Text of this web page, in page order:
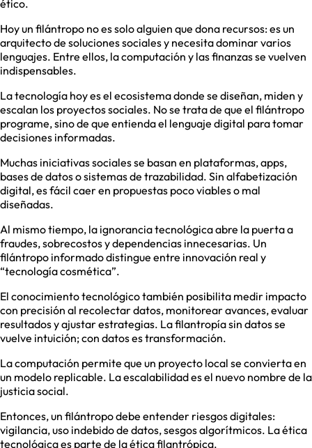
ético.
Hoy un filántropo no es solo alguien que dona recursos: es un
arquitecto de soluciones sociales y necesita dominar varios
lenguajes. Entre ellos, la computación y las finanzas se vuelven
indispensables.
La tecnología hoy es el ecosistema donde se diseñan, miden y
escalan los proyectos sociales. No se trata de que el filántropo
programe, sino de que entienda el lenguaje digital para tomar
decisiones informadas.
Muchas iniciativas sociales se basan en plataformas, apps,
bases de datos o sistemas de trazabilidad. Sin alfabetización
digital, es fácil caer en propuestas poco viables o mal
diseñadas.
Al mismo tiempo, la ignorancia tecnológica abre la puerta a
fraudes, sobrecostos y dependencias innecesarias. Un
filántropo informado distingue entre innovación real y
“tecnología cosmética”.
El conocimiento tecnológico también posibilita medir impacto
con precisión al recolectar datos, monitorear avances, evaluar
resultados y ajustar estrategias. La filantropía sin datos se
vuelve intuición; con datos es transformación.
La computación permite que un proyecto local se convierta en
un modelo replicable. La escalabilidad es el nuevo nombre de la
justicia social.
Entonces, un filántropo debe entender riesgos digitales:
vigilancia, uso indebido de datos, sesgos algorítmicos. La ética
tecnológica es parte de la ética filantrópica.